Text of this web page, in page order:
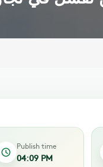
Publish time
04:09 PM